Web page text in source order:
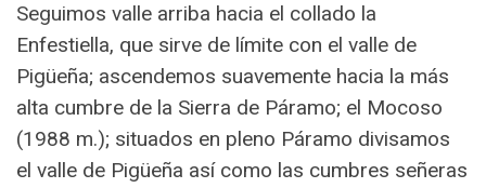
Seguimos valle arriba hacia el collado la
Enfestiella, que sirve de límite con el valle de
Pigüeña; ascendemos suavemente hacia la más
alta cumbre de la Sierra de Páramo; el Mocoso
(1988 m.); situados en pleno Páramo divisamos
el valle de Pigüeña así como las cumbres señeras